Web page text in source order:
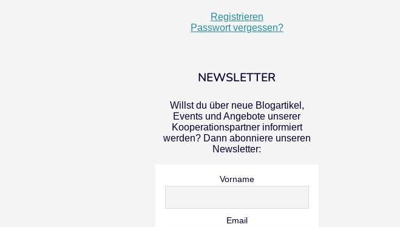
Registrieren
Passwort vergessen?
NEWSLETTER
Willst du über neue Blogartikel,
Events und Angebote unserer
Kooperationspartner informiert
werden? Dann abonniere unseren
Newsletter:
Vorname
Email